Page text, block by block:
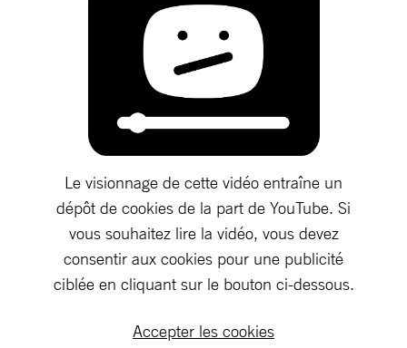
Le visionnage de cette vidéo entraîne un
dépôt de cookies de la part de YouTube. Si
vous souhaitez lire la vidéo, vous devez
consentir aux cookies pour une publicité
ciblée en cliquant sur le bouton ci-dessous.
Accepter les cookies